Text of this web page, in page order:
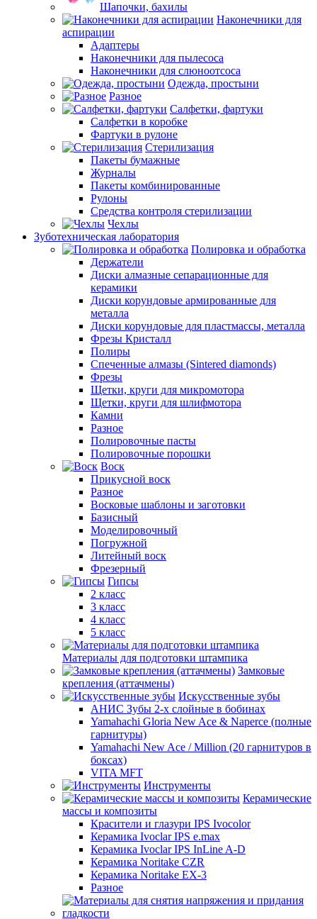
Шапочки, бахилы
Наконечники для
аспирации
Адаптеры
Наконечники для пылесоса
Наконечники для слюноотсоса
Одежда, простыни
Разное
Салфетки, фартуки
Салфетки в коробке
Фартуки в рулоне
Стерилизация
Пакеты бумажные
Журналы
Пакеты комбинированные
Рулоны
Средства контроля стерилизации
Чехлы
Зуботехническая лаборатория
Полировка и обработка
Держатели
Диски алмазные сепарационные для
керамики
Диски корундовые армированные для
металла
Диски корундовые для пластмассы, металла
Фрезы Кристалл
Полиры
Спеченные алмазы (Sintered diamonds)
Фрезы
Щетки, круги для микромотора
Щетки, круги для шлифмотора
Камни
Разное
Полировочные пасты
Полировочные порошки
Воск
Прикусной воск
Разное
Восковые шаблоны и заготовки
Базисный
Моделировочный
Погружной
Литейный воск
Фрезерный
Гипсы
2 класс
3 класс
4 класс
5 класс
Материалы для подготовки штампика
Замковые
крепления (аттачмены)
Искусственные зубы
АНИС Зубы 2-х слойные в бобинах
Yamahachi Gloria New Ace & Naperce (полные
гарнитуры)
Yamahachi New Ace / Million (20 гарнитуров в
боксах)
VITA MFT
Инструменты
Керамические
массы и композиты
Красители и глазури IPS Ivocolor
Керамика Ivoclar IPS e.max
Керамика Ivoclar IPS InLine A-D
Керамика Noritake CZR
Керамика Noritake EX-3
Разное